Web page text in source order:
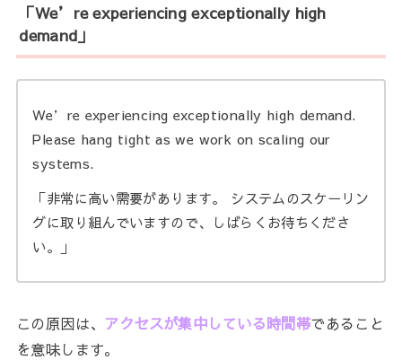
「We’re experiencing exceptionally high
demand」
We’re experiencing exceptionally high demand.
Please hang tight as we work on scaling our
systems.
「非常に高い需要があります。 システムのスケーリン
グに取り組んでいますので、しばらくお待ちくださ
い。」
この原因は、 アクセスが集中している時間帯であること
を意味します。